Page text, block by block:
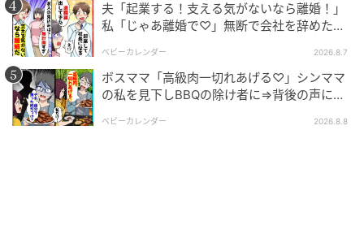
夫「起業する！支える気がないなら離婚！」
私「じゃあ離婚で♡」無断で会社を辞めた元
ベビーカレンダー 2026.8.7
ボスママ「高級肉一切れあげる♡」シンママ
の私を見下しBBQの除け者に⇒背後の声に突
ベビーカレンダー 2026.8.8